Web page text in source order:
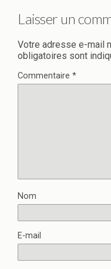
Laisser un
Votre adresse e-mail
obligatoires sont
Commentaire *
Nom
E-mail